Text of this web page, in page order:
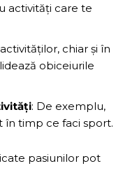
activități care te
chiar și în
obiceiurile
: De exemplu,
în timp ce faci sport.
pasiunilor pot